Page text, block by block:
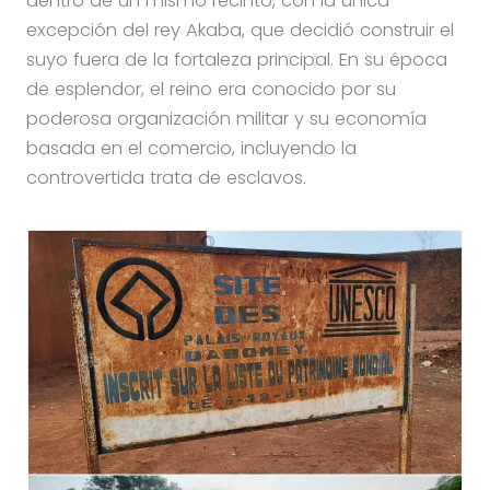
excepción del rey Akaba, que decidió construir el
suyo fuera de la fortaleza principal. En su época
de esplendor, el reino era conocido por su
poderosa organización militar y su economía
basada en el comercio, incluyendo la
controvertida trata de esclavos.